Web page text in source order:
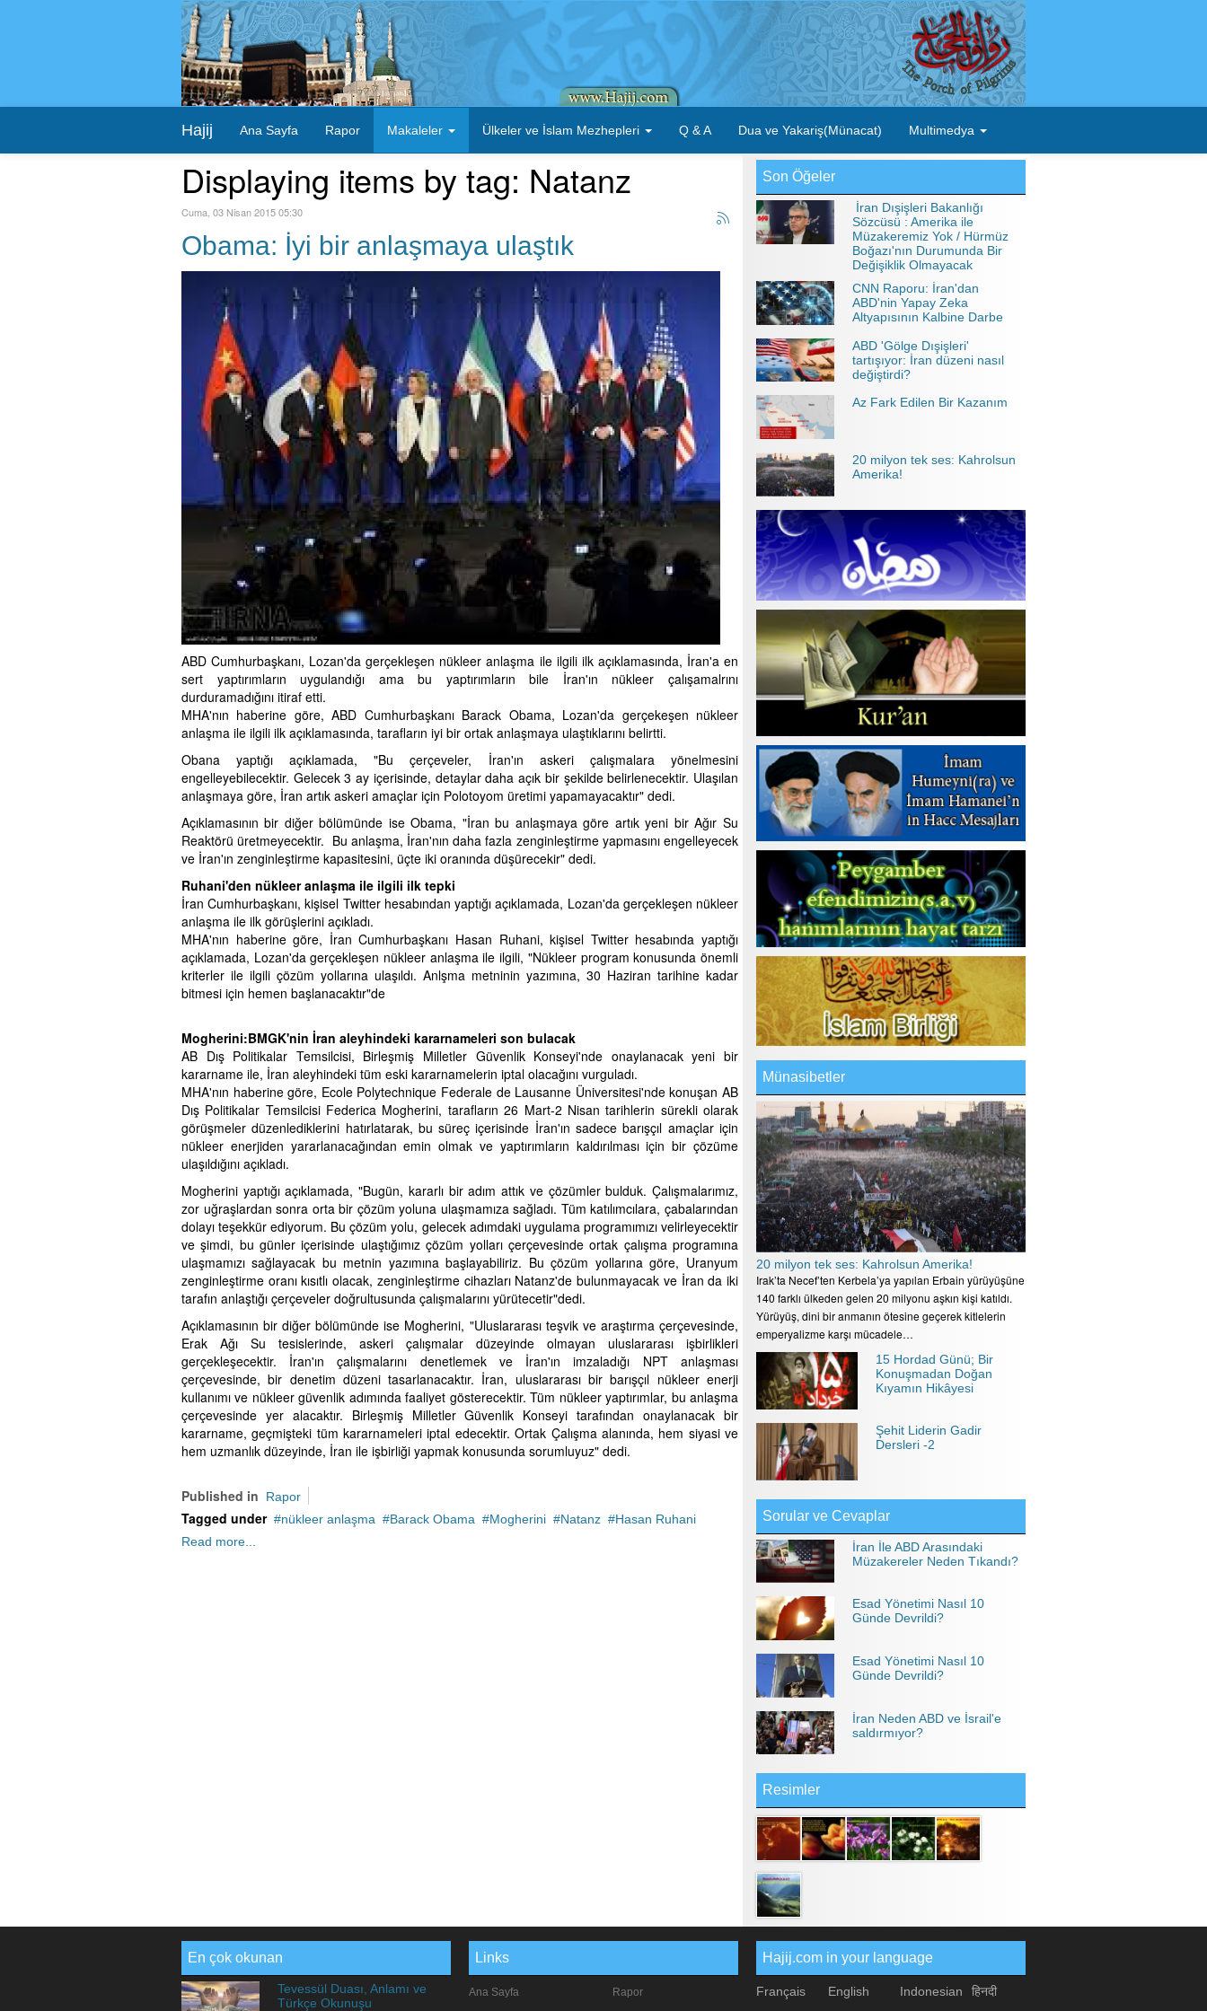
Hajij Ana Sayfa Rapor Makaleler Ülkeler ve İslam Mezhepleri Q & A Dua ve Yakariş(Münacat) Multimedya
Displaying items by tag: Natanz
Cuma, 03 Nisan 2015 05:30
Obama: İyi bir anlaşmaya ulaştık
ABD Cumhurbaşkanı, Lozan'da gerçekleşen nükleer anlaşma ile ilgili ilk açıklamasında, İran'a en
sert yaptırımların uygulandığı ama bu yaptırımların bile İran'ın nükleer çalışamalrını
durduramadığını itiraf etti.
MHA'nın haberine göre, ABD Cumhurbaşkanı Barack Obama, Lozan'da gerçekeşen nükleer
anlaşma ile ilgili ilk açıklamasında, tarafların iyi bir ortak anlaşmaya ulaştıklarını belirtti.
Obana yaptığı açıklamada, "Bu çerçeveler, İran'ın askeri çalışmalara yönelmesini
engelleyebilecektir. Gelecek 3 ay içerisinde, detaylar daha açık bir şekilde belirlenecektir. Ulaşılan
anlaşmaya göre, İran artık askeri amaçlar için Polotoyom üretimi yapamayacaktır" dedi.
Açıklamasının bir diğer bölümünde ise Obama, "İran bu anlaşmaya göre artık yeni bir Ağır Su
Reaktörü üretmeyecektir. Bu anlaşma, İran'nın daha fazla zenginleştirme yapmasını engelleyecek
ve İran'ın zenginleştirme kapasitesini, üçte iki oranında düşürecekir" dedi.
Ruhani'den nükleer anlaşma ile ilgili ilk tepki
İran Cumhurbaşkanı, kişisel Twitter hesabından yaptığı açıklamada, Lozan'da gerçekleşen nükleer
anlaşma ile ilk görüşlerini açıkladı.
MHA'nın haberine göre, İran Cumhurbaşkanı Hasan Ruhani, kişisel Twitter hesabında yaptığı
açıklamada, Lozan'da gerçekleşen nükleer anlaşma ile ilgili, "Nükleer program konusunda önemli
kriterler ile ilgili çözüm yollarına ulaşıldı. Anlşma metninin yazımına, 30 Haziran tarihine kadar
bitmesi için hemen başlanacaktır"de
Mogherini:BMGK'nin İran aleyhindeki kararnameleri son bulacak
AB Dış Politikalar Temsilcisi, Birleşmiş Milletler Güvenlik Konseyi'nde onaylanacak yeni bir
kararname ile, İran aleyhindeki tüm eski kararnamelerin iptal olacağını vurguladı.
MHA'nın haberine göre, Ecole Polytechnique Federale de Lausanne Üniversitesi'nde konuşan AB
Dış Politikalar Temsilcisi Federica Mogherini, tarafların 26 Mart-2 Nisan tarihlerin sürekli olarak
görüşmeler düzenlediklerini hatırlatarak, bu süreç içerisinde İran'ın sadece barışçıl amaçlar için
nükleer enerjiden yararlanacağından emin olmak ve yaptırımların kaldırılması için bir çözüme
ulaşıldığını açıkladı.
Mogherini yaptığı açıklamada, "Bugün, kararlı bir adım attık ve çözümler bulduk. Çalışmalarımız,
zor uğraşlardan sonra orta bir çözüm yoluna ulaşmamıza sağladı. Tüm katılımcılara, çabalarından
dolayı teşekkür ediyorum. Bu çözüm yolu, gelecek adımdaki uygulama programımızı velirleyecektir
ve şimdi, bu günler içerisinde ulaştığımız çözüm yolları çerçevesinde ortak çalışma programına
ulaşmamızı sağlayacak bu metnin yazımına başlayabiliriz. Bu çözüm yollarına göre, Uranyum
zenginleştirme oranı kısıtlı olacak, zenginleştirme cihazları Natanz'de bulunmayacak ve İran da iki
tarafın anlaştığı çerçeveler doğrultusunda çalışmalarını yürütecetir"dedi.
Açıklamasının bir diğer bölümünde ise Mogherini, "Uluslararası teşvik ve araştırma çerçevesinde,
Erak Ağı Su tesislerinde, askeri çalışmalar düzeyinde olmayan uluslararası işbirlikleri
gerçekleşecektir. İran'ın çalışmalarını denetlemek ve İran'ın imzaladığı NPT anlaşması
çerçevesinde, bir denetim düzeni tasarlanacaktır. İran, uluslararası bir barışçıl nükleer enerji
kullanımı ve nükleer güvenlik adımında faaliyet gösterecektir. Tüm nükleer yaptırımlar, bu anlaşma
çerçevesinde yer alacaktır. Birleşmiş Milletler Güvenlik Konseyi tarafından onaylanacak bir
kararname, geçmişteki tüm kararnameleri iptal edecektir. Ortak Çalışma alanında, hem siyasi ve
hem uzmanlık düzeyinde, İran ile işbirliği yapmak konusunda sorumluyuz" dedi.
Published in Rapor
Tagged under nükleer anlaşma Barack Obama Mogherini Natanz
Hasan Ruhani
Read more...
Son Öğeler
İran Dışişleri Bakanlığı
Sözcüsü : Amerika ile
Müzakeremiz Yok / Hürmüz
Boğazı'nın Durumunda Bir
Değişiklik Olmayacak
CNN Raporu: İran'dan
ABD'nin Yapay Zeka
Altyapısının Kalbine Darbe
ABD 'Gölge Dışişleri'
tartışıyor: İran düzeni nasıl
değiştirdi?
Az Fark Edilen Bir Kazanım
20 milyon tek ses: Kahrolsun
Amerika!
Münasibetler
20 milyon tek ses: Kahrolsun Amerika!
Irak’ta Necef’ten Kerbela’ya yapılan Erbain yürüyüşüne
140 farklı ülkeden gelen 20 milyonu aşkın kişi katıldı.
Yürüyüş, dini bir anmanın ötesine geçerek kitlelerin
emperyalizme karşı mücadele…
15 Hordad Günü; Bir
Konuşmadan Doğan
Kıyamın Hikâyesi
Şehit Liderin Gadir
Dersleri -2
Sorular ve Cevaplar
İran İle ABD Arasındaki
Müzakereler Neden Tıkandı?
Esad Yönetimi Nasıl 10
Günde Devrildi?
Esad Yönetimi Nasıl 10
Günde Devrildi?
İran Neden ABD ve İsrail'e
saldırmıyor?
Resimler
En çok okunan
Tevessül Duası, Anlamı ve
Türkçe Okunuşu
Links
Ana Sayfa Rapor
Hajij.com in your language
Français English Indonesian हिनदी